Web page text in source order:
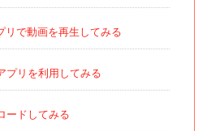
リで動画を再生してみる
プリを利用してみる
ードしてみる